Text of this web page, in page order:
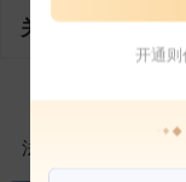
关联企业
1
法定代表人
开通